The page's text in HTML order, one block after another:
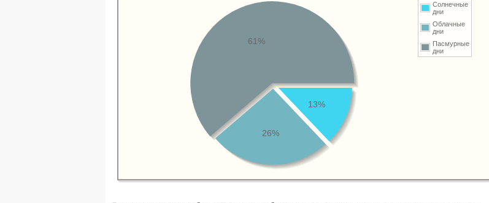
Солнечные
дни
Облачные
дни
Пасмурные
дни
13%
26%
61%